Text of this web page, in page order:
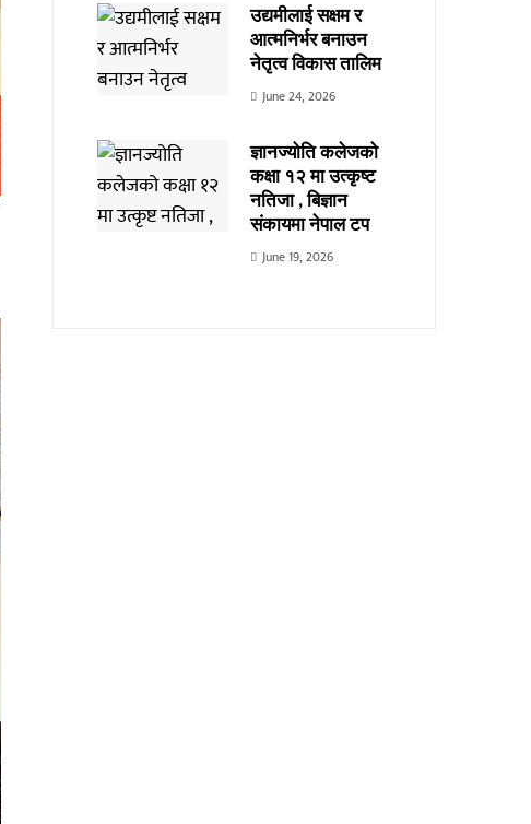
उद्यमीलाई सक्षम र
आत्मनिर्भर बनाउन
नेतृत्व विकास तालिम
June 24, 2026
ज्ञानज्योति कलेजको
कक्षा १२ मा उत्कृष्ट
नतिजा , बिज्ञान
संकायमा नेपाल टप
June 19, 2026